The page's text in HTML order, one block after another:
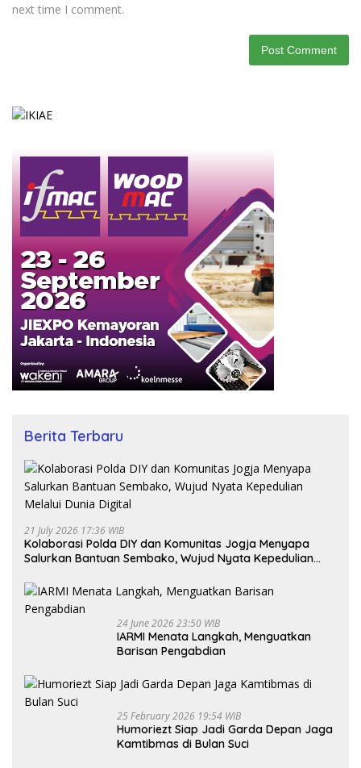
next time I comment.
Berita Terbaru
21 July 2026 17:36 WIB
Kolaborasi Polda DIY dan Komunitas Jogja Menyapa
Salurkan Bantuan Sembako, Wujud Nyata Kepedulian
24 June 2026 23:50 WIB
IARMI Menata Langkah, Menguatkan
Barisan Pengabdian
25 February 2026 19:54 WIB
Humoriezt Siap Jadi Garda Depan Jaga
Kamtibmas di Bulan Suci